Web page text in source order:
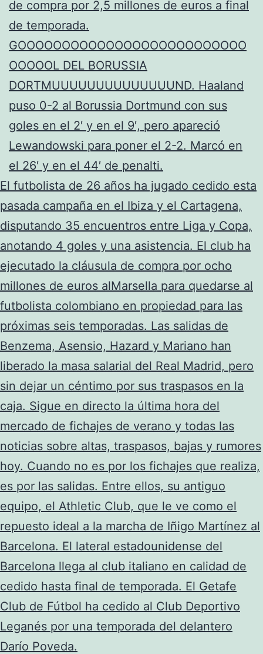
de compra por 2,5 millones de euros a final
de temporada.
GOOOOOOOOOOOOOOOOOOOOOOOOOO
OOOOOL DEL BORUSSIA
DORTMUUUUUUUUUUUUUUND. Haaland
puso 0-2 al Borussia Dortmund con sus
goles en el 2′ y en el 9′, pero apareció
Lewandowski para poner el 2-2. Marcó en
el 26′ y en el 44′ de penalti.
El futbolista de 26 años ha jugado cedido esta
pasada campaña en el Ibiza y el Cartagena,
disputando 35 encuentros entre Liga y Copa,
anotando 4 goles y una asistencia. El club ha
ejecutado la cláusula de compra por ocho
millones de euros alMarsella para quedarse al
futbolista colombiano en propiedad para las
próximas seis temporadas. Las salidas de
Benzema, Asensio, Hazard y Mariano han
liberado la masa salarial del Real Madrid, pero
sin dejar un céntimo por sus traspasos en la
caja. Sigue en directo la última hora del
mercado de fichajes de verano y todas las
noticias sobre altas, traspasos, bajas y rumores
hoy. Cuando no es por los fichajes que realiza,
es por las salidas. Entre ellos, su antiguo
equipo, el Athletic Club, que le ve como el
repuesto ideal a la marcha de Iñigo Martínez al
Barcelona. El lateral estadounidense del
Barcelona llega al club italiano en calidad de
cedido hasta final de temporada. El Getafe
Club de Fútbol ha cedido al Club Deportivo
Leganés por una temporada del delantero
Darío Poveda.